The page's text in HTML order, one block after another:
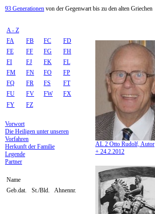
93 Generationen von der Gegenwart bis zu den alten Griechen
A - Z
FA
FB FC
FD
FE
FF FG
FH
FI
FJ FK
FL
FM
FN FO
FP
FQ
FR FS
FT
FU
FV FW
FX
FY
FZ
Vorwort
Die Heiligen unter unseren
Vorfahren
Herkunft der Familie
Legende
Partner
Name
Geb.dat.
St./Bld. Ahnennr.
AL 2 Otto Rudolf, Autor
+ 24.2.2012